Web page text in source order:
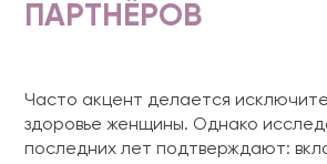
ПАРТНЁРОВ
Часто акцент делается
здоровье женщины. Однако
последних лет подтверждают: